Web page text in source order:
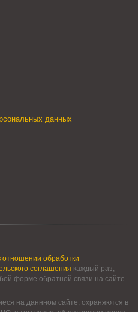
данных
отношении обработки
соглашения каждый раз,
форме обратной связи на сайте
на даннном сайте, охраняются в